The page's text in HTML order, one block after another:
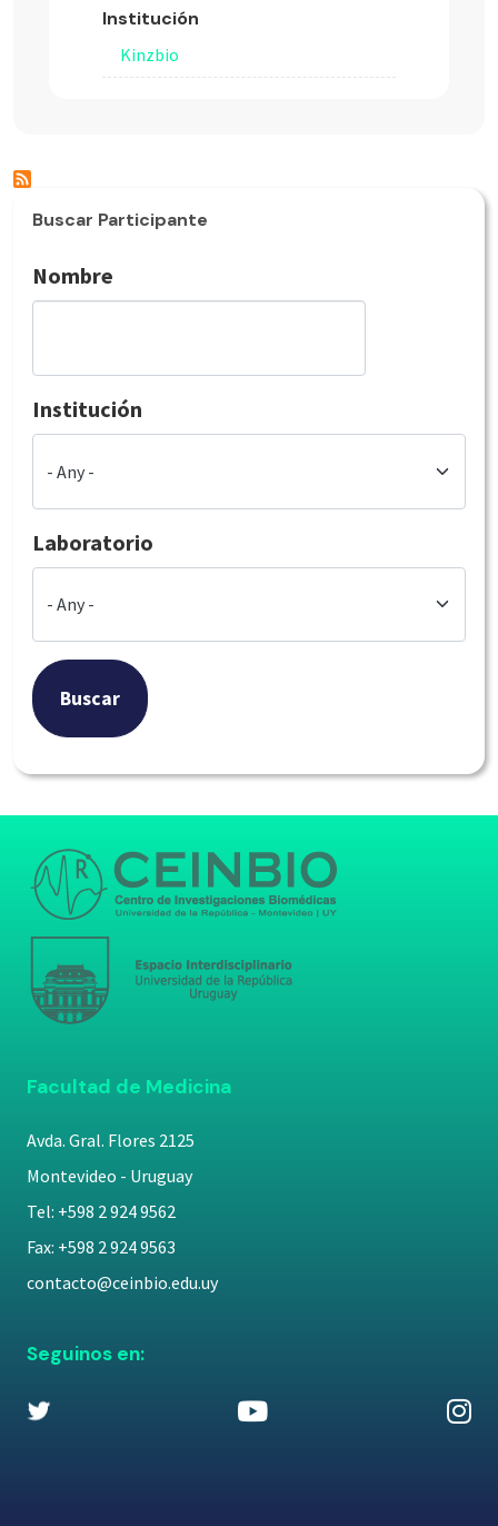
Institución
Kinzbio
Buscar Participante
Nombre
Institución
Laboratorio
Buscar
Facultad de Medicina
Avda. Gral. Flores 2125
Montevideo - Uruguay
Tel: +598 2 924 9562
Fax: +598 2 924 9563
contacto@ceinbio.edu.uy
Seguinos en: